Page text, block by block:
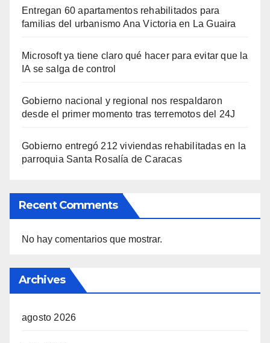
Entregan 60 apartamentos rehabilitados para
familias del urbanismo Ana Victoria en La Guaira
Microsoft ya tiene claro qué hacer para evitar que la
IA se salga de control
Gobierno nacional y regional nos respaldaron
desde el primer momento tras terremotos del 24J
Gobierno entregó 212 viviendas rehabilitadas en la
parroquia Santa Rosalía de Caracas
Recent Comments
No hay comentarios que mostrar.
Archives
agosto 2026